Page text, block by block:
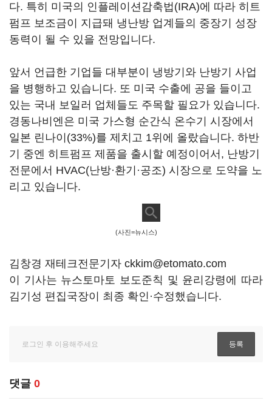
다. 특히 미국의 인플레이션감축법(IRA)에 따라 히트
펌프 보조금이 지급돼 냉난방 업계들의 중장기 성장
동력이 될 수 있을 전망입니다.
앞서 언급한 기업들 대부분이 냉방기와 난방기 사업
을 병행하고 있습니다. 또 미국 수출에 공을 들이고
있는 국내 보일러 업체들도 주목할 필요가 있습니다.
경동나비엔은 미국 가스형 순간식 온수기 시장에서
일본 린나이(33%)를 제치고 1위에 올랐습니다. 하반
기 중엔 히트펌프 제품을 출시할 예정이어서, 난방기
전문에서 HVAC(난방·환기·공조) 시장으로 도약을 노
리고 있습니다.
(사진=뉴시스)
김창경 재테크전문기자 ckkim@etomato.com
이 기사는 뉴스토마토 보도준칙 및 윤리강령에 따라
김기성 편집국장이 최종 확인·수정했습니다.
댓글 0